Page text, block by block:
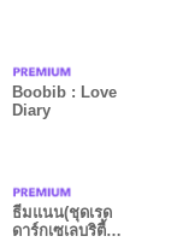
Boobib : Love
Diary
ธีมแนน(ชุดเรด
ดาร์กเซเลบริตี้